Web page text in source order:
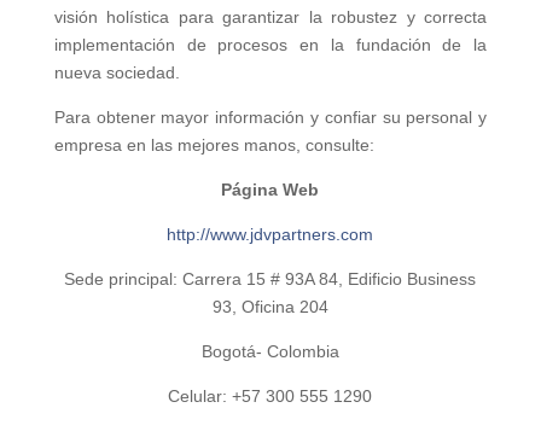
visión holística para garantizar la robustez y correcta
implementación de procesos en la fundación de la
nueva sociedad.
Para obtener mayor información y confiar su personal y
empresa en las mejores manos, consulte:
Página Web
http://www.jdvpartners.com
Sede principal: Carrera 15 # 93A 84, Edificio Business
93, Oficina 204
Bogotá- Colombia
Celular: +57 300 555 1290